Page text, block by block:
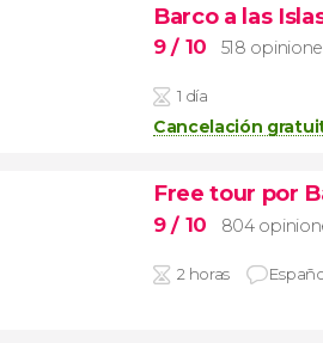
Barco a las
9/ 10 518
1 día
Cancelación
Free tour por
9/ 10 804
2 horas